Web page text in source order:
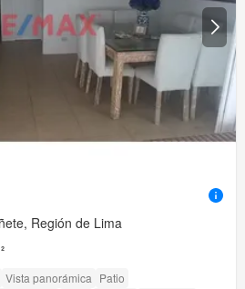
Región de Lima
Vista panorámica Patio